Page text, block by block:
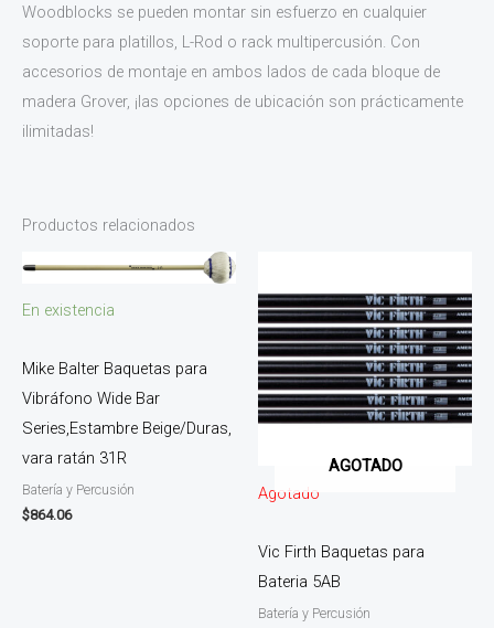
Woodblocks se pueden montar sin esfuerzo en cualquier
soporte para platillos, L-Rod o rack multipercusión. Con
accesorios de montaje en ambos lados de cada bloque de
madera Grover, ¡las opciones de ubicación son prácticamente
ilimitadas!
Productos relacionados
En existencia
Mike Balter Baquetas para
Vibráfono Wide Bar
Series,Estambre Beige/Duras,
vara ratán 31R
Batería y Percusión
$864.06
AGOTADO
Agotado
Vic Firth Baquetas para
Bateria 5AB
Batería y Percusión